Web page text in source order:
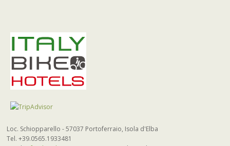
Loc. Schiopparello - 57037 Portoferraio, Isola d'Elba
Tel. +39.0565.1933481